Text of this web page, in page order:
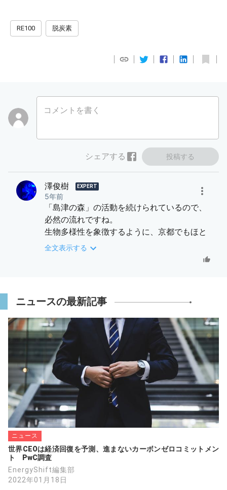
RE100 脱炭素
コメントを書く
投稿する
シェアする
澤俊樹 EXPERT
5年前
「島津の森」の活動を続けられているので、
必然の流れですね。
生物多様性を象徴するように、京都でもほと
んど見られなくなった希少植物の育成もされ
ています。きっと島津製作所には絶滅危惧種
ます。
◉島津製作所｜イノベーションを支える技術力
と応用力で、生物多様性に貢献！
https://www.amita-
oshiete.jp/column/entry/014516.php
全文表示する
ニュースの最新記事
ニュース
世界CEOは経済回復を予測、進まないカーボンゼロコミットメン
ト　PwC調査
EnergyShift編集部
2022年01月18日